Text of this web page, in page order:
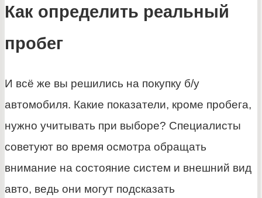
Как определить реальный
пробег
И всё же вы решились на покупку б/у
автомобиля. Какие показатели, кроме пробега,
нужно учитывать при выборе? Специалисты
советуют во время осмотра обращать
внимание на состояние систем и внешний вид
авто, ведь они могут подсказать